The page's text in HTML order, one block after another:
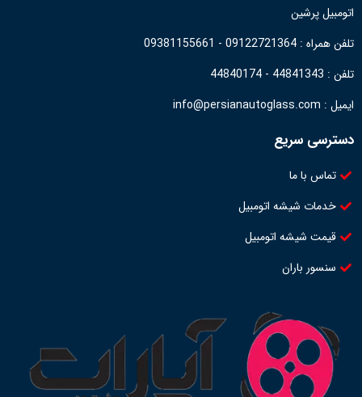
اتومبیل پرشین
تلفن همراه : 09122721364 - 09381155661
تلفن : 44841343 - 44840174
ایمیل : info@persianautoglass.com
دسترسی سریع
تماس با ما
خدمات شیشه اتومبیل
قیمت شیشه اتومبیل
سنسور باران